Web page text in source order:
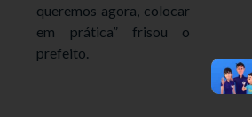
queremos agora, colocar
em prática” frisou o
prefeito.